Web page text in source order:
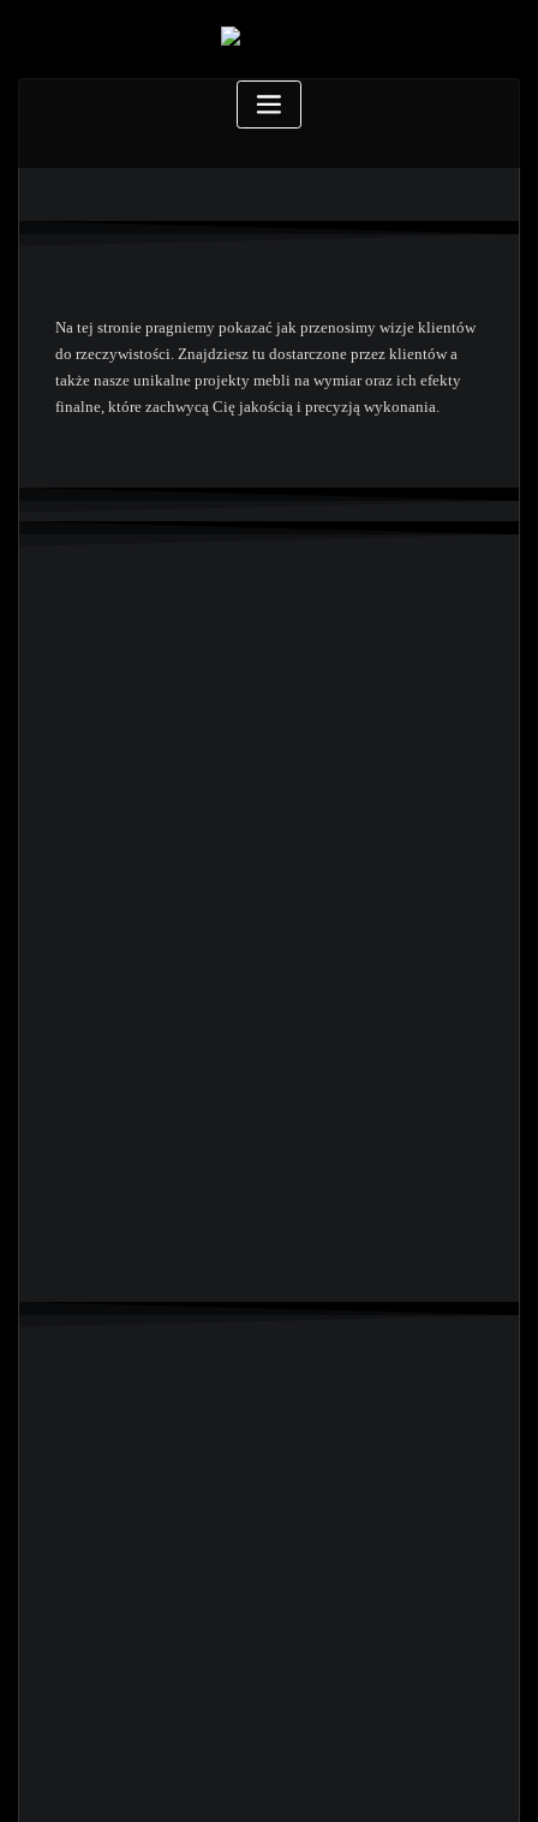
Na tej stronie pragniemy pokazać jak przenosimy wizje klientów
do rzeczywistości. Znajdziesz tu dostarczone przez klientów a
także nasze unikalne projekty mebli na wymiar oraz ich efekty
finalne, które zachwycą Cię jakością i precyzją wykonania.